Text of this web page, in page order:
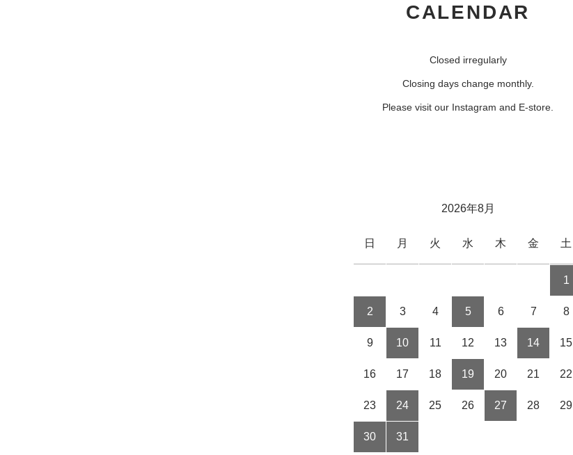
CALENDAR
Closed irregularly
Closing days change monthly.
Please visit our Instagram and E-store.
2026年8月
日 月 火 水 木 金 土
1
2 3 4 5 6 7 8
9 10 11 12 13 14 15
16 17 18 19 20 21 22
23 24 25 26 27 28 29
30 31